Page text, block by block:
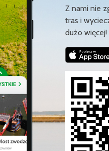
Z nami nie
tras i
dużo więcej!